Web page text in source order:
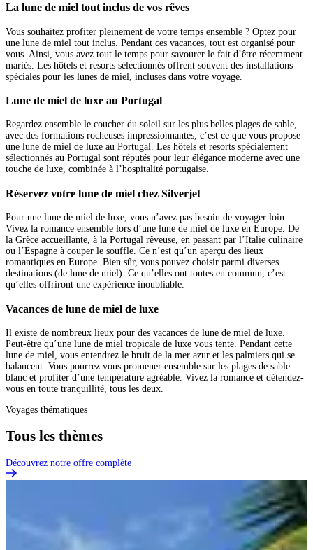
La lune de miel tout inclus de vos rêves
Vous souhaitez profiter pleinement de votre temps ensemble ? Optez pour
une lune de miel tout inclus. Pendant ces vacances, tout est organisé pour
vous. Ainsi, vous avez tout le temps pour savourer le fait d’être récemment
mariés. Les hôtels et resorts sélectionnés offrent souvent des installations
spéciales pour les lunes de miel, incluses dans votre voyage.
Lune de miel de luxe au Portugal
Regardez ensemble le coucher du soleil sur les plus belles plages de sable,
avec des formations rocheuses impressionnantes, c’est ce que vous propose
une lune de miel de luxe au Portugal. Les hôtels et resorts spécialement
sélectionnés au Portugal sont réputés pour leur élégance moderne avec une
touche de luxe, combinée à l’hospitalité portugaise.
Réservez votre lune de miel chez Silverjet
Pour une lune de miel de luxe, vous n’avez pas besoin de voyager loin.
Vivez la romance ensemble lors d’une lune de miel de luxe en Europe. De
la Grèce accueillante, à la Portugal rêveuse, en passant par l’Italie culinaire
ou l’Espagne à couper le souffle. Ce n’est qu’un aperçu des lieux
romantiques en Europe. Bien sûr, vous pouvez choisir parmi diverses
destinations (de lune de miel). Ce qu’elles ont toutes en commun, c’est
qu’elles offriront une expérience inoubliable.
Vacances de lune de miel de luxe
Il existe de nombreux lieux pour des vacances de lune de miel de luxe.
Peut-être qu’une lune de miel tropicale de luxe vous tente. Pendant cette
lune de miel, vous entendrez le bruit de la mer azur et les palmiers qui se
balancent. Vous pourrez vous promener ensemble sur les plages de sable
blanc et profiter d’une température agréable. Vivez la romance et détendez-
vous en toute tranquillité, tous les deux.
Voyages thématiques
Tous les thèmes
Découvrez notre offre complète